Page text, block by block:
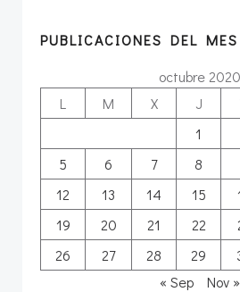
PUBLICACIONES DEL MES
octubre 2020
L
M X J
1
5
6 7 8
12
13 14 15
19
20 21 22
26
27 28 29
« Sep
Nov »